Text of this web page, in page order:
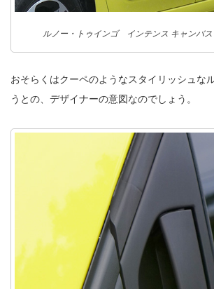
ルノー・トゥインゴ インテンス キャンバ
おそらくはクーペのようなスタイリッシュな
うとの、デザイナーの意図なのでしょう。